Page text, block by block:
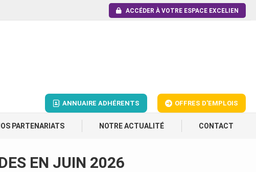
ACCÉDER À VOTRE ESPACE EXCELIEN
ANNUAIRE ADHÉRENTS OFFRES D'EMPLOIS
PARTENARIATS NOTRE ACTUALITÉ CONTACT
EN JUIN 2026